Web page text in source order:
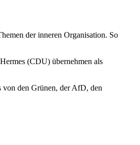
der inneren Organisation. So
(CDU) übernehmen als
von den Grünen, der AfD, den